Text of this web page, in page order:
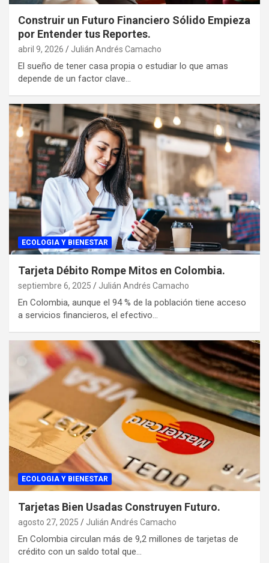
Construir un Futuro Financiero Sólido Empieza
por Entender tus Reportes.
abril 9, 2026 Julián Andrés Camacho
El sueño de tener casa propia o estudiar lo que amas
depende de un factor clave…
ECOLOGIA Y BIENESTAR
Tarjeta Débito Rompe Mitos en Colombia.
septiembre 6, 2025 Julián Andrés Camacho
En Colombia, aunque el 94 % de la población tiene acceso
a servicios financieros, el efectivo…
ECOLOGIA Y BIENESTAR
Tarjetas Bien Usadas Construyen Futuro.
agosto 27, 2025 Julián Andrés Camacho
En Colombia circulan más de 9,2 millones de tarjetas de
crédito con un saldo total que…